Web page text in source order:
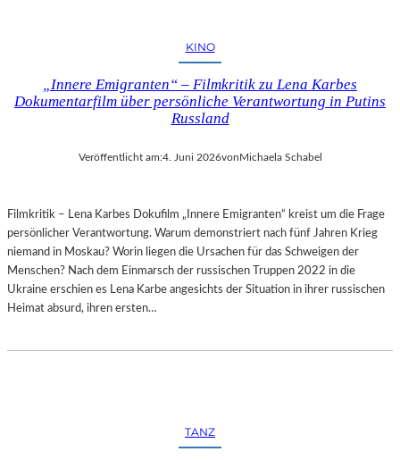
KINO
„Innere Emigranten“ – Filmkritik zu Lena Karbes
Dokumentarfilm über persönliche Verantwortung in Putins
Russland
Veröffentlicht am:4. Juni 2026vonMichaela Schabel
Filmkritik – Lena Karbes Dokufilm „Innere Emigranten“ kreist um die Frage
persönlicher Verantwortung. Warum demonstriert nach fünf Jahren Krieg
niemand in Moskau? Worin liegen die Ursachen für das Schweigen der
Menschen? Nach dem Einmarsch der russischen Truppen 2022 in die
Ukraine erschien es Lena Karbe angesichts der Situation in ihrer russischen
Heimat absurd, ihren ersten…
TANZ